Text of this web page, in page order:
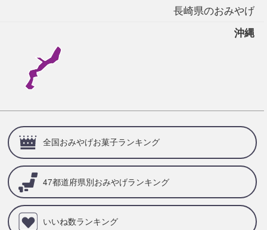
長崎県のおみやげ
沖縄
全国おみやげお菓子ランキング
47都道府県別おみやげランキング
いいね数ランキング